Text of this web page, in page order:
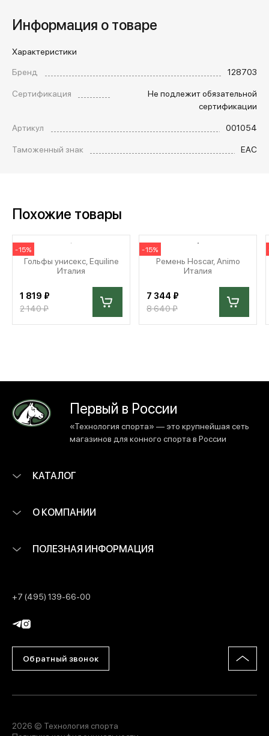
+7 (495) 139-66-00
Информация о товаре
Характеристики
Бренд
128703
Сертификация
Не подлежит обязательной
сертификации
Артикул
001054
Таможенный знак
EAC
Похожие товары
-15%
Гольфы унисекс, Equiline
Италия
1 819 ₽
2 140 ₽
-15%
Ремень Hoscar, Animo
Италия
7 344 ₽
8 640 ₽
Первый в России
«Технология спорта» — это крупнейшая сеть
магазинов для конного спорта в России
КАТАЛОГ
О КОМПАНИИ
ПОЛЕЗНАЯ ИНФОРМАЦИЯ
+7 (495) 139-66-00
Обратный звонок
2026 © Технология спорта